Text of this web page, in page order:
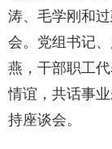
涛、毛学刚和
会。党组书记
燕，干部职工
情谊，共话事
持座谈会。